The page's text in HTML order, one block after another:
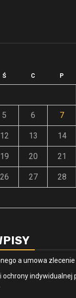
Ś C P
5 6 7
12 13 14
19 20 21
26 27 28
a umowa zlecenie
indywidualnej